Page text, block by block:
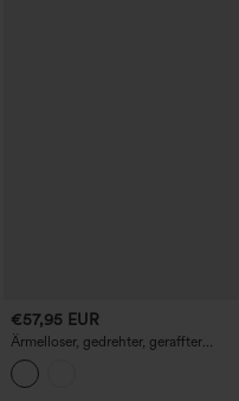
€57,95 EUR
Ärmelloser, gedrehter, geraffter
Jumpsuit mit integriertem BH,
unsichtbarem Reißverschluss, Streifen
und Waffelstruktur – lässig, mit